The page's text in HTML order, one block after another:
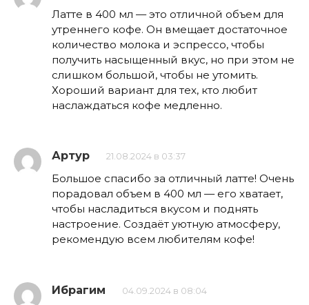
Латте в 400 мл — это отличной объем для
утреннего кофе. Он вмещает достаточное
количество молока и эспрессо, чтобы
получить насыщенный вкус, но при этом не
слишком большой, чтобы не утомить.
Хороший вариант для тех, кто любит
наслаждаться кофе медленно.
Артур 21.08.2024 в 03:37
Большое спасибо за отличный латте! Очень
порадовал объем в 400 мл — его хватает,
чтобы насладиться вкусом и поднять
настроение. Создаёт уютную атмосферу,
рекомендую всем любителям кофе!
Ибрагим 04.09.2024 в 08:04